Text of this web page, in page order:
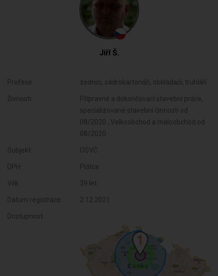
Jiří Š.
Profese: zedníci, sádrokartonáři, obkladači, truhláři
Živnosti:
Přípravné a dokončovací stavební práce,
specializované stavební činnosti od
08/2020 , Velkoobchod a maloobchod od
08/2020
Subjekt: OSVČ
DPH: Plátce
Věk: 39 let
Datum registrace: 2.12.2021
Dostupnost: